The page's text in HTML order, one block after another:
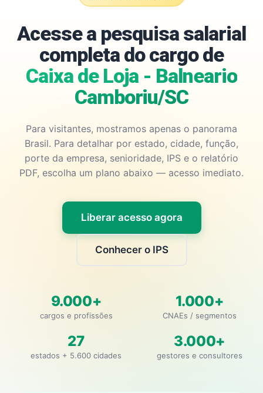
Acesse a pesquisa salarial
completa do cargo de
Caixa de Loja - Balneario
Camboriu/SC
Para visitantes, mostramos apenas o panorama
Brasil. Para detalhar por estado, cidade, função,
porte da empresa, senioridade, IPS e o relatório
PDF, escolha um plano abaixo — acesso imediato.
Liberar acesso agora
Conhecer o IPS
9.000+
cargos e profissões
1.000+
CNAEs / segmentos
27
estados + 5.600 cidades
3.000+
gestores e consultores